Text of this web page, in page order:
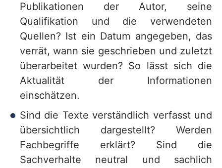
Publikationen der Autor, seine
Qualifikation und die verwendeten
Quellen? Ist ein Datum angegeben, das
verrät, wann sie geschrieben und zuletzt
überarbeitet wurden? So lässt sich die
Aktualität der Informationen
einschätzen.
Sind die Texte verständlich verfasst und
übersichtlich dargestellt? Werden
Fachbegriffe erklärt? Sind die
Sachverhalte neutral und sachlich